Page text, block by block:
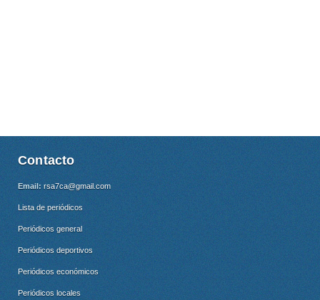
Contacto
Email: rsa7ca@gmail.com
Lista de periódicos
Periódicos general
Periódicos deportivos
Periódicos económicos
Periódicos locales